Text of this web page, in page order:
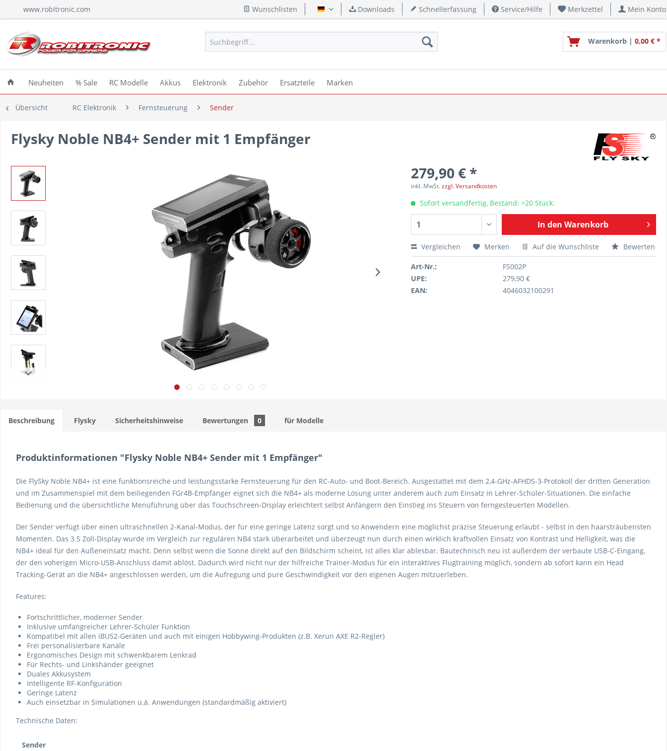
www.robitronic.com Wunschlisten Deutsch Downloads Schnellerfassung Service/Hilfe Merkzettel Mein Konto
Warenkorb | 0,00 € *
Neuheiten % Sale RC Modelle Akkus Elektronik Zubehör Ersatzteile Marken
Übersicht RC Elektronik Fernsteuerung Sender
Flysky Noble NB4+ Sender mit 1 Empfänger
279,90 € *
inkl. MwSt.zzgl. Versandkosten
Sofort versandfertig, Bestand: >20 Stück.
In den Warenkorb
Vergleichen Merken Auf die Wunschliste Bewerten
Art-Nr.:
FS002P
UPE:
279,90 €
EAN:
4046032100291
Beschreibung Flysky Sicherheitshinweise Bewertungen 0 für Modelle
Produktinformationen "Flysky Noble NB4+ Sender mit 1 Empfänger"
Die FlySky Noble NB4+ ist eine funktionsreiche und leistungsstarke Fernsteuerung für den RC-Auto- und Boot-Bereich. Ausgestattet mit dem 2,4-GHz-AFHDS-3-Protokoll der dritten Generation
und im Zusammenspiel mit dem beiliegenden FGr4B-Empfänger eignet sich die NB4+ als moderne Lösung unter anderem auch zum Einsatz in Lehrer-Schüler-Situationen. Die einfache
Bedienung und die übersichtliche Menüführung über das Touchschreen-Display erleichtert selbst Anfängern den Einstieg ins Steuern von ferngesteuerten Modellen.
Der Sender verfügt über einen ultraschnellen 2-Kanal-Modus, der für eine geringe Latenz sorgt und so Anwendern eine möglichst präzise Steuerung erlaubt - selbst in den haarsträubensten
Momenten. Das 3.5 Zoll-Display wurde im Vergleich zur regulären NB4 stark überarbeitet und überzeugt nun durch einen wirklich kraftvollen Einsatz von Kontrast und Helligkeit, was die
NB4+ ideal für den Außeneinsatz macht. Denn selbst wenn die Sonne direkt auf den Bildschirm scheint, ist alles klar ablesbar. Bautechnisch neu ist außerdem der verbaute USB-C-Eingang,
der den voherigen Micro-USB-Anschluss damit ablöst. Dadurch wird nicht nur der hilfreiche Trainer-Modus für ein interaktives Flugtraining möglich, sondern ab sofort kann ein Head
Tracking-Gerät an die NB4+ angeschlossen werden, um die Aufregung und pure Geschwindigkeit vor den eigenen Augen mitzuerleben.
Features:
Fortschrittlicher, moderner Sender
Inklusive umfangreicher Lehrer-Schüler Funktion
Kompatibel mit allen iBUS2-Geräten und auch mit einigen Hobbywing-Produkten (z.B. Xerun AXE R2-Regler)
Frei personalisierbare Kanäle
Ergonomisches Design mit schwenkbarem Lenkrad
Für Rechts- und Linkshänder geeignet
Duales Akkusystem
Intelligente RF-Konfiguration
Geringe Latenz
Auch einsetzbar in Simulationen u.ä. Anwendungen (standardmäßig aktiviert)
Technische Daten:
Sender